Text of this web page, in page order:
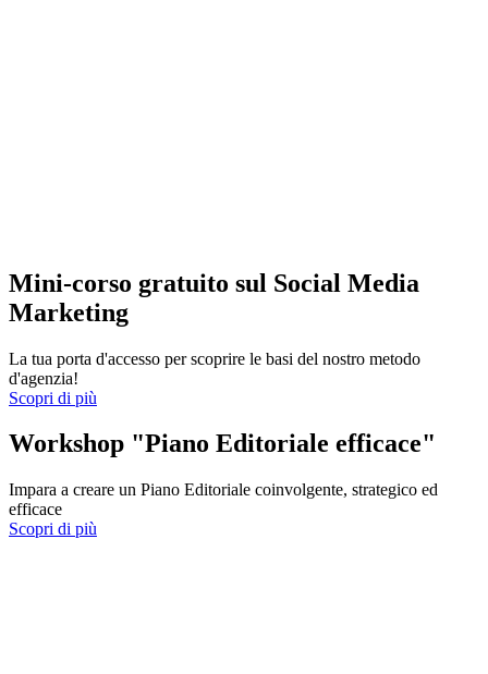
Mini-corso gratuito sul Social Media
Marketing
La tua porta d'accesso per scoprire le basi del nostro metodo
d'agenzia!
Scopri di più
Workshop "Piano Editoriale efficace"
Impara a creare un Piano Editoriale coinvolgente, strategico ed
efficace
Scopri di più